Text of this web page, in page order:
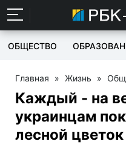
ОБЩЕСТВО
Главная » Жизнь »
Каждый - на
украинцам
лесной